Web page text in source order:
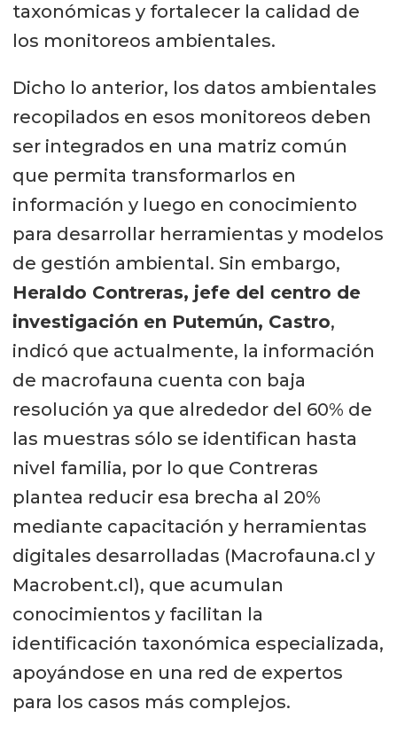
taxonómicas y fortalecer la calidad de
los monitoreos ambientales.
Dicho lo anterior, los datos ambientales
recopilados en esos monitoreos deben
ser integrados en una matriz común
que permita transformarlos en
información y luego en conocimiento
para desarrollar herramientas y modelos
de gestión ambiental. Sin embargo,
Heraldo Contreras, jefe del centro de
investigación en Putemún, Castro,
indicó que actualmente, la información
de macrofauna cuenta con baja
resolución ya que alrededor del 60% de
las muestras sólo se identifican hasta
nivel familia, por lo que Contreras
plantea reducir esa brecha al 20%
mediante capacitación y herramientas
digitales desarrolladas (Macrofauna.cl y
Macrobent.cl), que acumulan
conocimientos y facilitan la
identificación taxonómica especializada,
apoyándose en una red de expertos
para los casos más complejos.